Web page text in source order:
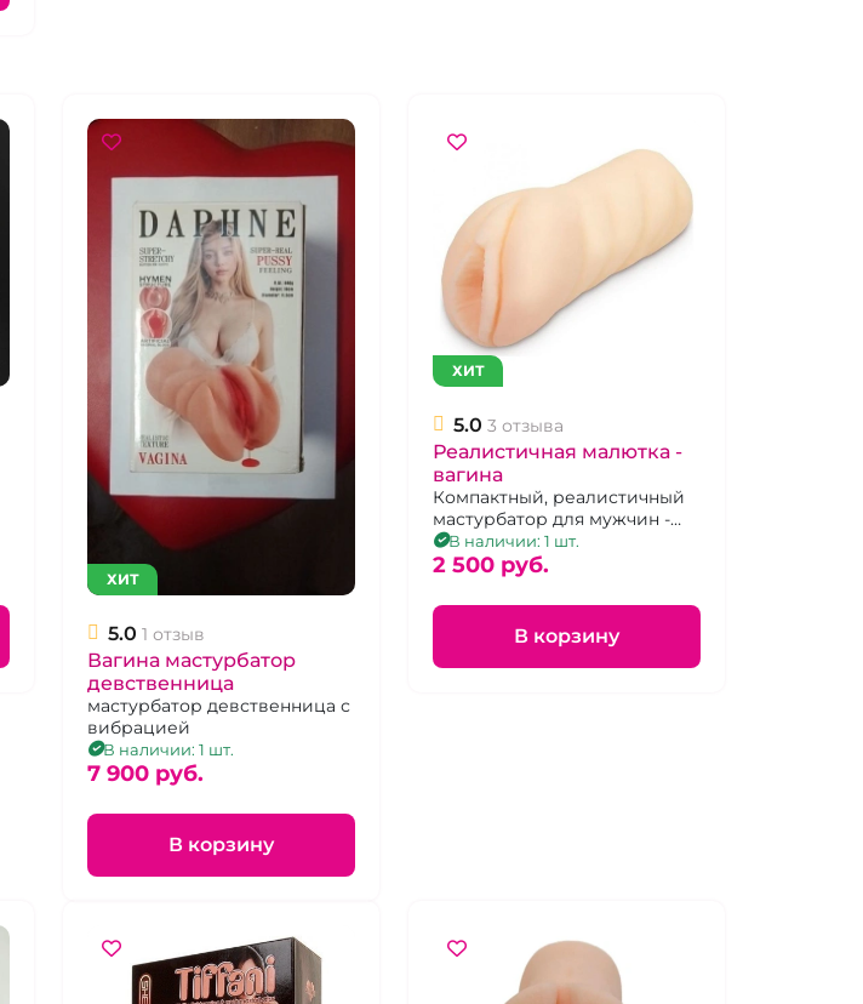
ХИТ
5.0 1 отзыв
Вагина мастурбатор
девственница
мастурбатор девственница с
вибрацией
В наличии: 1 шт.
7 900 pуб.
В корзину
ХИТ
5.0 3 отзыва
Реалистичная малютка -
вагина
Компактный, реалистичный
мастурбатор для мужчин -
вагина без вибрации.
В наличии: 1 шт.
2 500 pуб.
В корзину